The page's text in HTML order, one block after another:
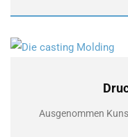
Ausgenommen